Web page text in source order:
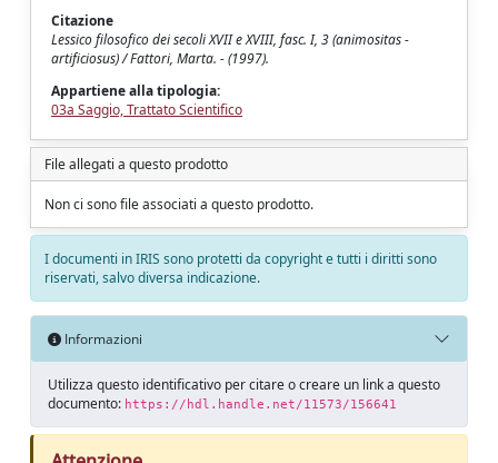
Citazione
Lessico filosofico dei secoli XVII e XVIII, fasc. I, 3 (animositas -
artificiosus) / Fattori, Marta. - (1997).
Appartiene alla tipologia:
03a Saggio, Trattato Scientifico
File allegati a questo prodotto
Non ci sono file associati a questo prodotto.
I documenti in IRIS sono protetti da copyright e tutti i diritti sono
riservati, salvo diversa indicazione.
Informazioni
Utilizza questo identificativo per citare o creare un link a questo
documento: https://hdl.handle.net/11573/156641